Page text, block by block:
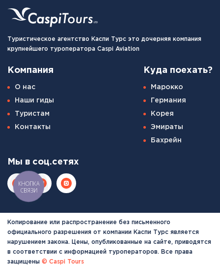
Туристическое агентство Каспи Турс это дочерняя компания
крупнейшего туроператора Caspi Aviation
Компания
О нас
Наши гиды
Туристам
Контакты
Куда поехать?
Марокко
Германия
Корея
Эмираты
Бахрейн
Мы в соц.сетях
Копирование или распространение без письменного
официального разрешения от компании Каспи Турс является
нарушением закона. Цены, опубликованные на сайте, приводятся
в соответствии с информацией туроператоров. Все права
защищены © Caspi Tours
КНОПКА
СВЯЗИ